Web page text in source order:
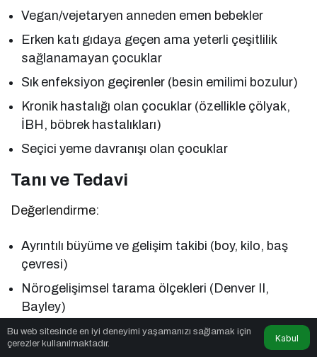
Vegan/vejetaryen anneden emen bebekler
Erken katı gıdaya geçen ama yeterli çeşitlilik
sağlanamayan çocuklar
Sık enfeksiyon geçirenler (besin emilimi bozulur)
Kronik hastalığı olan çocuklar (özellikle çölyak,
İBH, böbrek hastalıkları)
Seçici yeme davranışı olan çocuklar
Tanı ve Tedavi
Değerlendirme:
Ayrıntılı büyüme ve gelişim takibi (boy, kilo, baş
çevresi)
Nörogelişimsel tarama ölçekleri (Denver II,
Bayley)
Kan testleri: Ferritin, çinko, B12, D vitamini, tiroid
fonksiyonları
Bu web sitesinde en iyi deneyimi yaşamanızı sağlamak için
çerezler kullanılmaktadır.
Kabul